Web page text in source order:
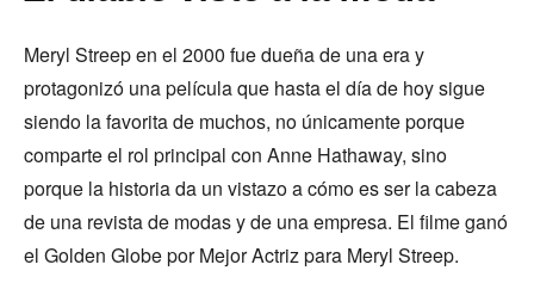
Meryl Streep en el 2000 fue dueña de una era y
protagonizó una película que hasta el día de hoy sigue
siendo la favorita de muchos, no únicamente porque
comparte el rol principal con Anne Hathaway, sino
porque la historia da un vistazo a cómo es ser la cabeza
de una revista de modas y de una empresa. El filme ganó
el Golden Globe por Mejor Actriz para Meryl Streep.